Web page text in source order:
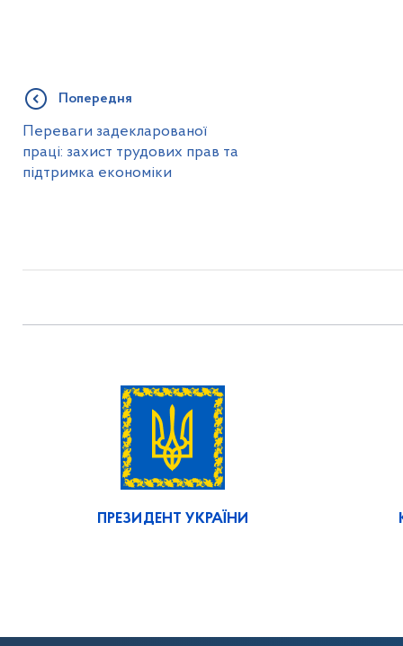
Попередня
Переваги задекларованої
праці: захист трудових прав та
підтримка економіки
ПРЕЗИДЕНТ УКРАЇНИ